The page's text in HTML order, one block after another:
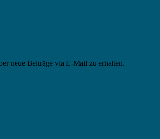
neue Beiträge via E-Mail zu erhalten.